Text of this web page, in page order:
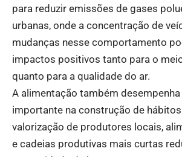
para reduzir emissões de gases
urbanas, onde a concentração de
mudanças nesse comportamento
impactos positivos tanto para o
quanto para a qualidade do ar.
A alimentação também
importante na construção de
valorização de produtores locais,
e cadeias produtivas mais curtas